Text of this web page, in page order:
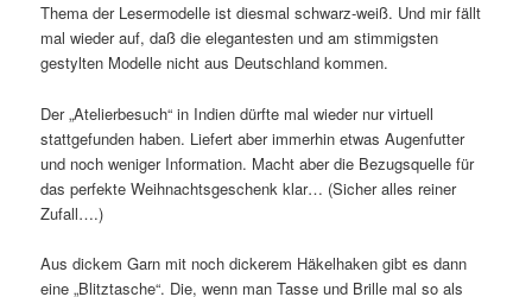
Thema der Lesermodelle ist diesmal schwarz-weiß. Und mir fällt
mal wieder auf, daß die elegantesten und am stimmigsten
gestylten Modelle nicht aus Deutschland kommen.
Der „Atelierbesuch“ in Indien dürfte mal wieder nur virtuell
stattgefunden haben. Liefert aber immerhin etwas Augenfutter
und noch weniger Information. Macht aber die Bezugsquelle für
das perfekte Weihnachtsgeschenk klar… (Sicher alles reiner
Zufall….)
Aus dickem Garn mit noch dickerem Häkelhaken gibt es dann
eine „Blitztasche“. Die, wenn man Tasse und Brille mal so als